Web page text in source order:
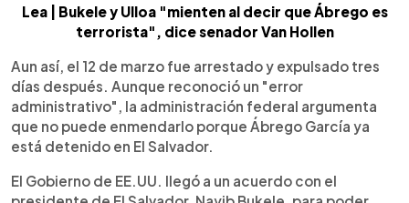
Lea | Bukele y Ulloa "mienten al decir que Ábrego es
terrorista", dice senador Van Hollen
Aun así, el 12 de marzo fue arrestado y expulsado tres
días después. Aunque reconoció un "error
administrativo", la administración federal argumenta
que no puede enmendarlo porque Ábrego García ya
está detenido en El Salvador.
El Gobierno de EE.UU. llegó a un acuerdo con el